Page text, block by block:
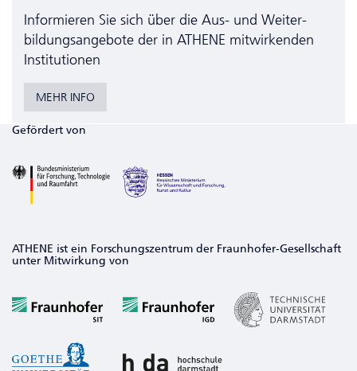
Informieren Sie sich über die Aus- und Weiter­
bildungs­angebote der in ATHENE mitwirkenden
Institutionen
MEHR INFO
Gefördert von
ATHENE ist ein Forschungszentrum der Fraunhofer-Gesellschaft
unter Mitwirkung von